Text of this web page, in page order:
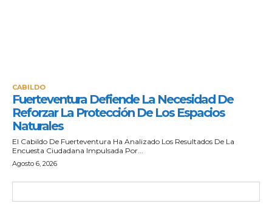
CABILDO
Fuerteventura Defiende La Necesidad De
Reforzar La Protección De Los Espacios
Naturales
El Cabildo De Fuerteventura Ha Analizado Los Resultados De La
Encuesta Ciudadana Impulsada Por...
Agosto 6, 2026